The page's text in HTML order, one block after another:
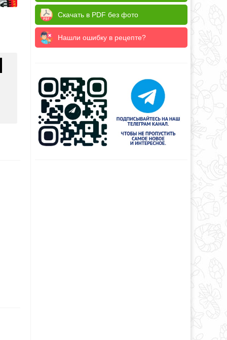
Скачать в PDF без фото
Нашли ошибку в рецепте?